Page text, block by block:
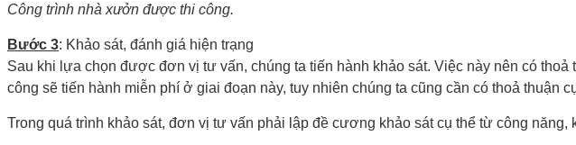
Công trình nhà xưởn được thi công.
Bước 3: Khảo sát, đánh giá hiện trạng
Sau khi lựa chọn được đơn vị tư vấn, chúng ta tiến hành khảo sát. Việc này nên có
công sẽ tiến hành miễn phí ở giai đoạn này, tuy nhiên chúng ta cũng cần có thoả
Trong quá trình khảo sát, đơn vị tư vấn phải lập đề cương khảo sát cụ thể từ công